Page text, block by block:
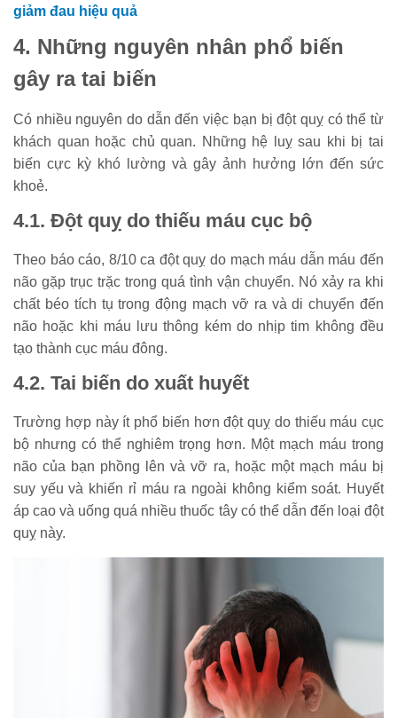
giảm đau hiệu quả
4. Những nguyên nhân phổ biến
gây ra tai biến
Có nhiều nguyên do dẫn đến việc bạn bị đột quỵ có thể từ
khách quan hoặc chủ quan. Những hệ luỵ sau khi bị tai
biến cực kỳ khó lường và gây ảnh hưởng lớn đến sức
khoẻ.
4.1. Đột quỵ do thiếu máu cục bộ
Theo báo cáo, 8/10 ca đột quỵ do mạch máu dẫn máu đến
não gặp trục trặc trong quá tình vận chuyển. Nó xảy ra khi
chất béo tích tụ trong động mạch vỡ ra và di chuyển đến
não hoặc khi máu lưu thông kém do nhịp tim không đều
tạo thành cục máu đông.
4.2. Tai biến do xuất huyết
Trường hợp này ít phổ biến hơn đột quỵ do thiếu máu cục
bộ nhưng có thể nghiêm trọng hơn. Một mạch máu trong
não của bạn phồng lên và vỡ ra, hoặc một mạch máu bị
suy yếu và khiến rỉ máu ra ngoài không kiểm soát. Huyết
áp cao và uống quá nhiều thuốc tây có thể dẫn đến loại đột
quỵ này.